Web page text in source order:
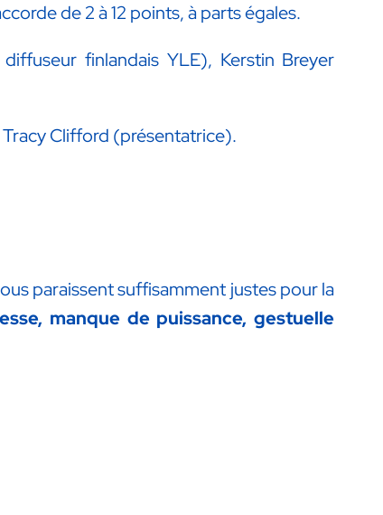
de 2 à 12 points, à parts égales.
finlandais YLE), Kerstin Breyer
Clifford (présentatrice).
paraissent suffisamment justes pour la
manque de puissance, gestuelle